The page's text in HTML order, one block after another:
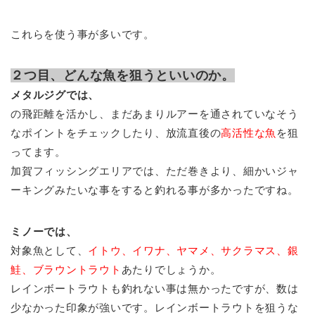
これらを使う事が多いです。
２つ目、どんな魚を狙うといいのか。
メタルジグでは、
の飛距離を活かし、まだあまりルアーを通されていなそう
なポイントをチェックしたり、放流直後の高活性な魚 を狙
ってます。
加賀フィッシングエリアでは、ただ巻きより、細かいジャ
ーキングみたいな事をすると釣れる事が多かったですね。
ミノーでは、
対象魚として、 イトウ、イワナ、ヤマメ、サクラマス、銀
鮭、ブラウントラウト あたりでしょうか。
レインボートラウトも釣れない事は無かったですが、数は
少なかった印象が強いです。レインボートラウトを狙うな